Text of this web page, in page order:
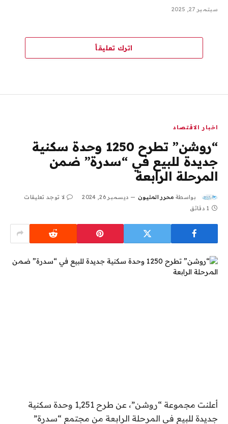
سبتمبر 27, 2025
اترك تعليقاً
اخبار الاقتصاد
“روشن” تطرح 1250 وحدة سكنية
جديدة للبيع في “سدرة” ضمن
المرحلة الرابعة
بواسطة محرر المليون ديسمبر 26, 2024
لا توجد تعليقات
1 دقائق
أعلنت مجموعة “روشن”، عن طرح 1,251 وحدة سكنية
جديدة للبيع في المرحلة الرابعة من مجتمع “سدرة”